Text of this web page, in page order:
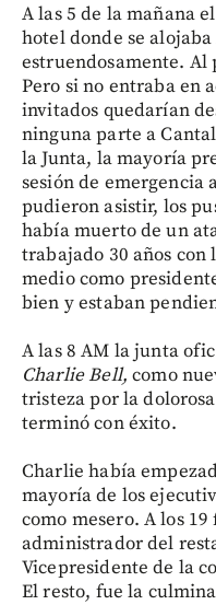
A las 5 de la mañana
hotel donde se alojaba
estruendosamente.
Pero si no entraba en
invitados quedarían
ninguna parte a
la Junta, la mayoría
sesión de emergencia
pudieron asistir, los
había muerto de un
trabajado 30 años
medio como
bien y estaban
A las 8 AM la junta
Charlie Bell, como
tristeza por la
terminó con éxito.
Charlie había
mayoría de los
como mesero. A los
administrador del
Vicepresidente de la
El resto, fue la